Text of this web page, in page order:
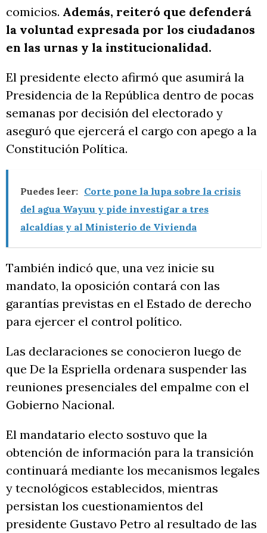
comicios. Además, reiteró que defenderá
la voluntad expresada por los ciudadanos
en las urnas y la institucionalidad.
El presidente electo afirmó que asumirá la
Presidencia de la República dentro de pocas
semanas por decisión del electorado y
aseguró que ejercerá el cargo con apego a la
Constitución Política.
Puedes leer: Corte pone la lupa sobre la crisis
del agua Wayuu y pide investigar a tres
alcaldías y al Ministerio de Vivienda
También indicó que, una vez inicie su
mandato, la oposición contará con las
garantías previstas en el Estado de derecho
para ejercer el control político.
Las declaraciones se conocieron luego de
que De la Espriella ordenara suspender las
reuniones presenciales del empalme con el
Gobierno Nacional.
El mandatario electo sostuvo que la
obtención de información para la transición
continuará mediante los mecanismos legales
y tecnológicos establecidos, mientras
persistan los cuestionamientos del
presidente Gustavo Petro al resultado de las